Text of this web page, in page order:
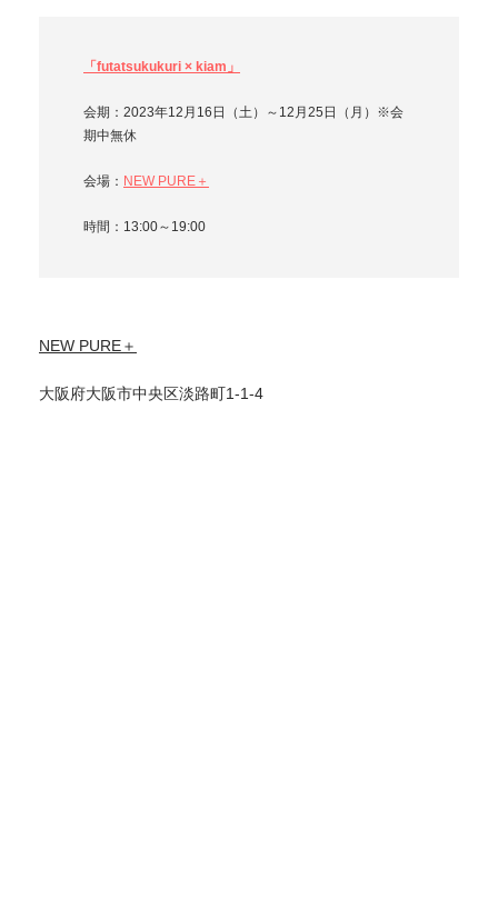
「futatsukukuri × kiam」
会期：2023年12月16日（土）～12月25日（月）※会
期中無休
会場： NEW PURE＋
時間：13:00～19:00
NEW PURE＋
大阪府大阪市中央区淡路町1-1-4